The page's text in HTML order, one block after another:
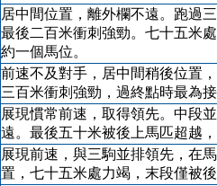
居中間位置，離外欄不遠。跑過
最後二百米衝刺強勁。七十五米
約一個馬位。
前速不及對手，居中間稍後位置
三百米衝刺強勁，過終點時最為
展現慣常前速，取得領先。中段
遠。最後五十米被後上馬匹超越
展現前速，與三駒並排領先，在
置，七十五米處力竭，末段僅被